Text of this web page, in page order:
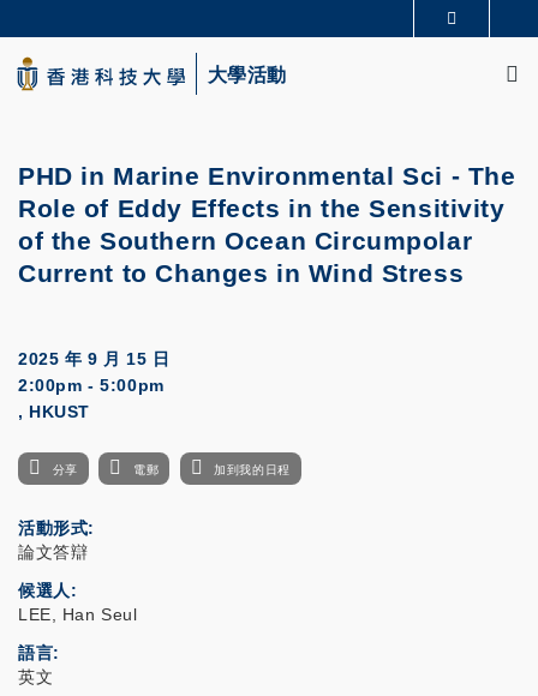
to
main
content
生活@科大
大學活動
PHD in Marine Environmental Sci - The
Role of Eddy Effects in the Sensitivity
of the Southern Ocean Circumpolar
Current to Changes in Wind Stress
2025 年 9 月 15 日
2:00pm - 5:00pm
, HKUST
分享 電郵 加到我的日程
活動形式
論文答辯
候選人
LEE, Han Seul
語言
英文